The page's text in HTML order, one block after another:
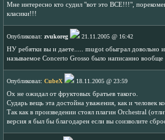
Мне интересно кто судил "вот это ВСЕ!!!",
класики!!!
Опубликовал: zvukoreg
21.11.2005 @ 16:42
НУ ребятки вы и даете..... mugot обыграл довольно
называемое Concerto Grosso было написанно
Опубликовал: CubeX
18.11.2005 @ 23:59
Ох не ожидал от фруктовых братьев такого.
Сударь вещь эта достойна уважения, как и человек
Так как в произведении стоял плагин Orchestral
версия я был бы благодарен если вы соизволите